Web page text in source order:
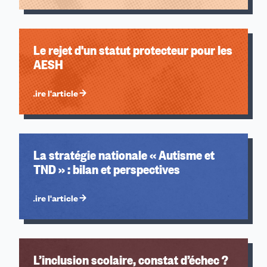
2010
Le rejet d'un statut protecteur pour les
AESH
Lire l'article
La stratégie nationale « Autisme et
TND » : bilan et perspectives
Lire l'article
L’inclusion scolaire, constat d’échec ?